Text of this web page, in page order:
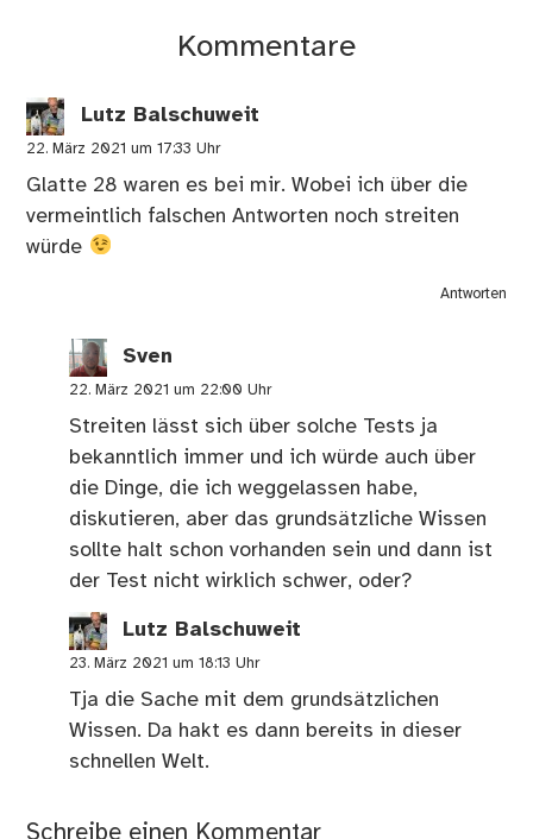
Kommentare
Lutz Balschuweit
22. März 2021 um 17:33 Uhr
Glatte 28 waren es bei mir. Wobei ich über die
vermeintlich falschen Antworten noch streiten
würde
Antworten
Sven
22. März 2021 um 22:00 Uhr
Streiten lässt sich über solche Tests ja
bekanntlich immer und ich würde auch über
die Dinge, die ich weggelassen habe,
diskutieren, aber das grundsätzliche Wissen
sollte halt schon vorhanden sein und dann ist
der Test nicht wirklich schwer, oder?
Lutz Balschuweit
23. März 2021 um 18:13 Uhr
Tja die Sache mit dem grundsätzlichen
Wissen. Da hakt es dann bereits in dieser
schnellen Welt.
Schreibe einen Kommentar